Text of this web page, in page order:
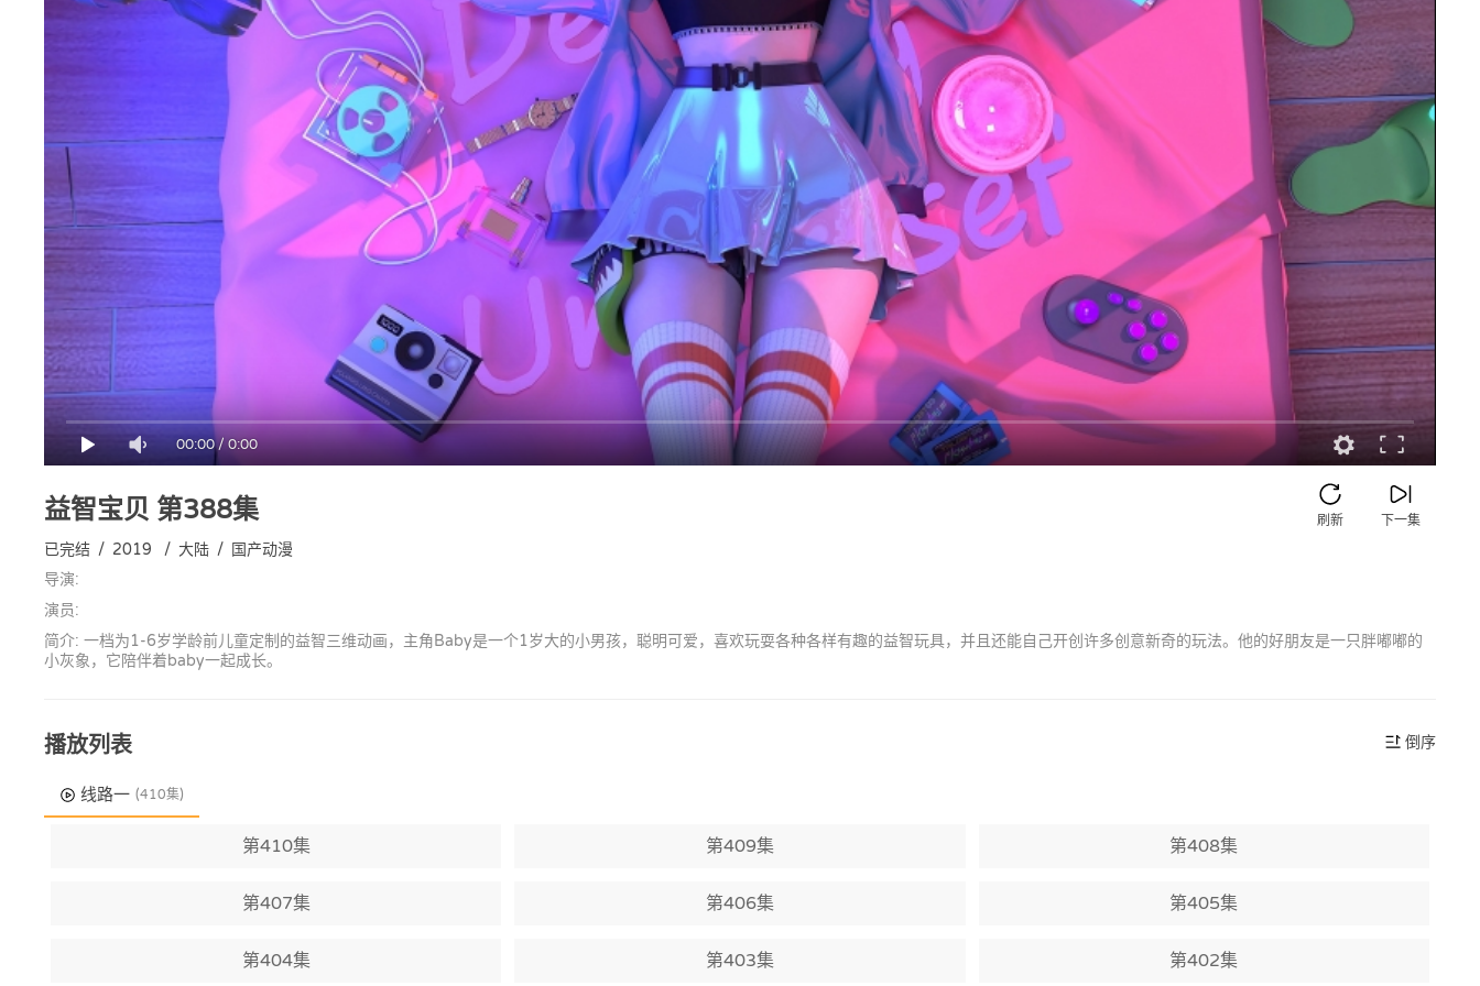
00:00/0:00
益智宝贝 第388集 下一集
刷新
已完结 / 2019 / 大陆 / 国产动漫
导演:
演员:
简介: 一档为1-6岁学龄前儿童定制的益智三维动画，主角Baby是一个1岁大的小男孩，聪明可爱，喜欢玩耍各种各样有趣的益智玩具，并且还能自己开创许多创意新奇的玩法。他的好朋友是一只胖嘟嘟的
小灰象，它陪伴着baby一起成长。
播放列表 倒序
线路一 (410集)
第410集 第409集 第408集
第407集 第406集 第405集
第404集 第403集 第402集